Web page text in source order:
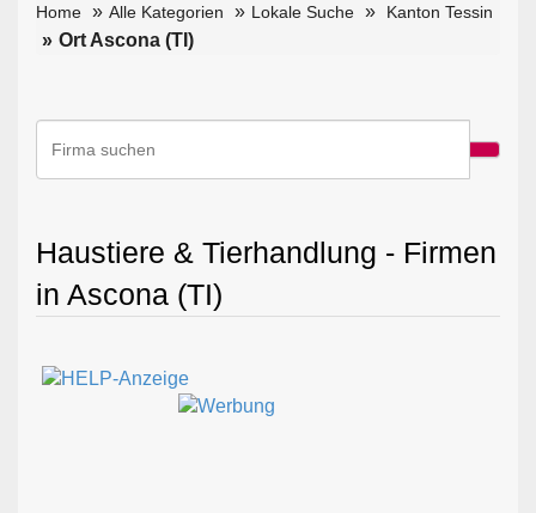
Home Alle Kategorien Lokale Suche Kanton Tessin
Ort Ascona (TI)
Haustiere & Tierhandlung - Firmen
in Ascona (TI)